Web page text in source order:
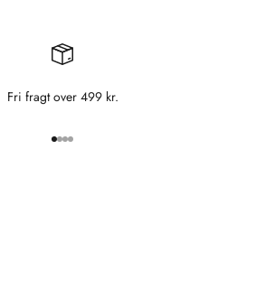
Fri fragt over 499 kr.
Gå til element 1
Gå til element 2
Gå til element 3
Gå til element 4